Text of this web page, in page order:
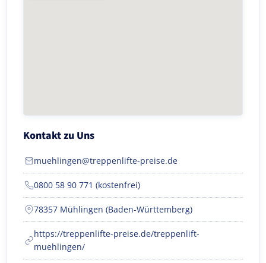
Kontakt zu Uns
muehlingen@treppenlifte-preise.de
0800 58 90 771 (kostenfrei)
78357 Mühlingen (Baden-Württemberg)
https://treppenlifte-preise.de/treppenlift-
muehlingen/